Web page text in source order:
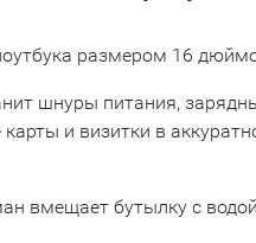
размером 16
шнуры питания,
карты и визитки в
вмещает бутылку с